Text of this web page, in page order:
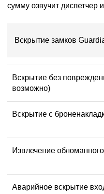
сумму озвучит диспетчер
Вскрытие замков
Вскрытие без
возможно)
Вскрытие с
Извлечение
Аварийное вскрытие